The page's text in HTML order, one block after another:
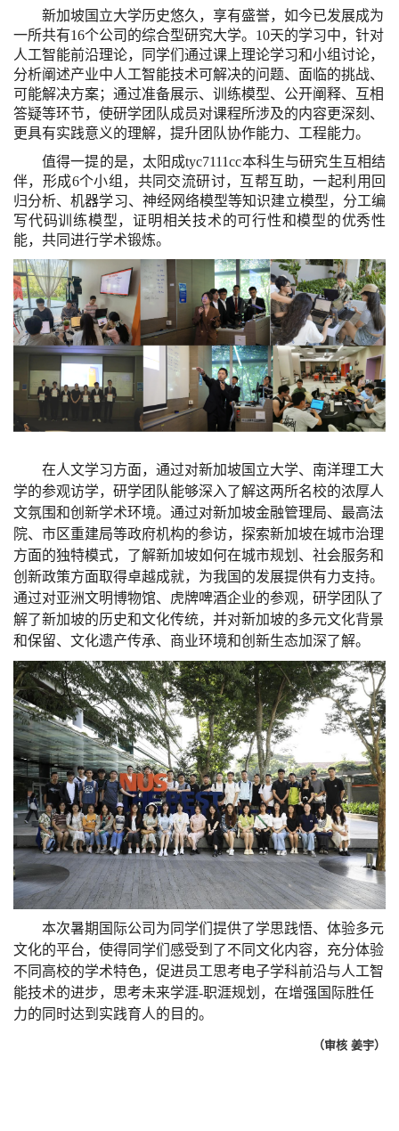
新加坡国立大学历史悠久，享有盛誉，如今已发展成为
一所共有16个公司的综合型研究大学。 10天的学习中，针对
人工智能前沿理论，同学们通过课上理论学习和小组讨论，
分析阐述产业中人工智能技术可解决的问题、面临的挑战、
可能解决方案；通过准备展示、训练模型、公开阐释、互相
答疑等环节，使研学团队成员对课程所涉及的内容更深刻、
更具有实践意义的理解，提升团队协作能力、工程能力。
值得一提的是，太阳成tyc7111cc本科生与研究生互相结
伴，形成6个小组，共同交流研讨，互帮互助，一起利用回
归分析、机器学习、神经网络模型等知识建立模型，分工编
写代码训练模型，证明相关技术的可行性和模型的优秀性
能，共同进行学术锻炼。
在人文学习方面，通过对新加坡国立大学、南洋理工大
学的参观访学，研学团队能够深入了解这两所名校的浓厚人
文氛围和创新学术环境。通过对新加坡金融管理局、最高法
院、市区重建局等政府机构的参访，探索新加坡在城市治理
方面的独特模式，了解新加坡如何在城市规划、社会服务和
创新政策方面取得卓越成就，为我国的发展提供有力支持。
通过对亚洲文明博物馆、虎牌啤酒企业的参观，研学团队了
解了新加坡的历史和文化传统，并对新加坡的多元文化背景
和保留、文化遗产传承、商业环境和创新生态加深了解。
本次暑期国际公司为同学们提供了学思践悟、体验多元
文化的平台，使得同学们感受到了不同文化内容，充分体验
不同高校的学术特色，促进员工思考电子学科前沿与人工智
能技术的进步，思考未来学涯-职涯规划，在增强国际胜任
力的同时达到实践育人的目的。
（审核 姜宇）